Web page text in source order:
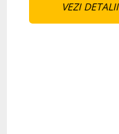
VEZI DETALII
Reading